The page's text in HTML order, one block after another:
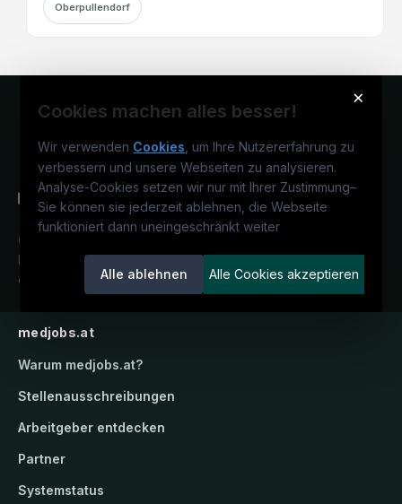
Oberpullendorf
×
Cookies machen alles besser!
Wir verwenden Cookies, um Ihre Nutzererfahrung zu
verbessern und unsere Webseiten zu analysieren.
Analyse-Cookies setzen wir nur mit Ihrer Zustimmung–
Sie können sie jederzeit ablehnen, die Webseite
funktioniert dann uneingeschränkt weiter
Alle ablehnen Alle Cookies akzeptieren
Österreichs medizinisches
Karriereportal.
candidatis GmbH.
medjobs.at
Warum medjobs.at?
Stellenausschreibungen
Arbeitgeber entdecken
Partner
Systemstatus